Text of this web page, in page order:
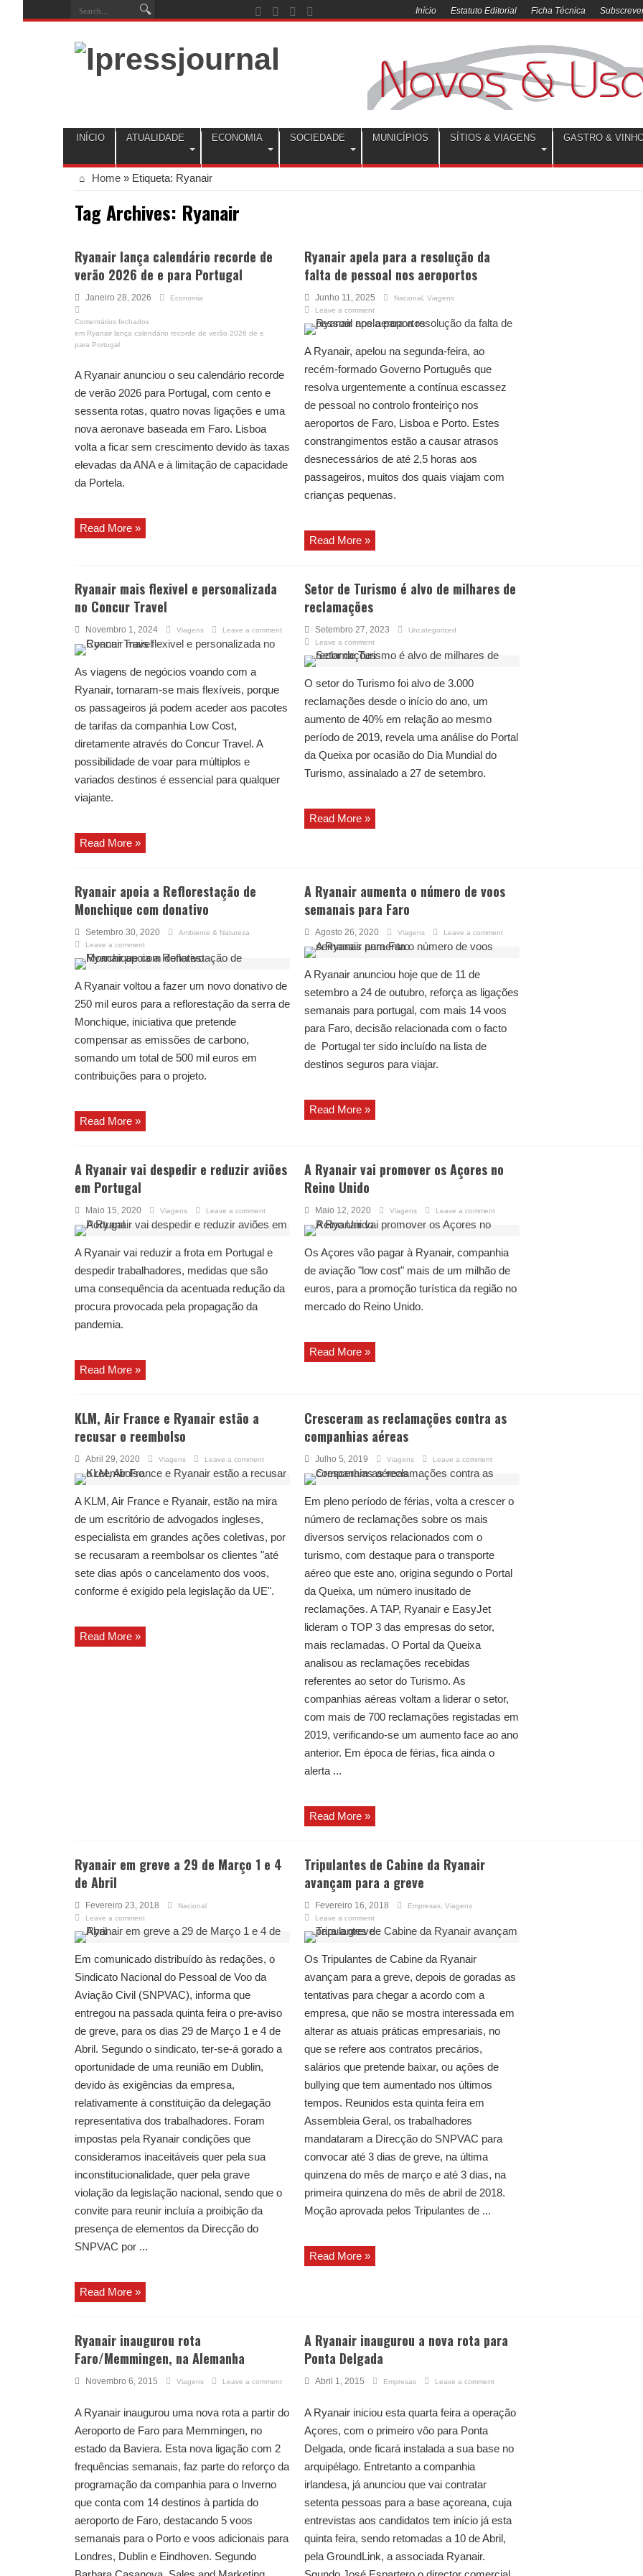
Início Estatuto Editorial Ficha Técnica
INÍCIO ATUALIDADE ECONOMIA SOCIEDADE MUNICÍPIOS SÍTIOS & VIAGENS GASTRO &
Home » Etiqueta: Ryanair
Tag Archives: Ryanair
Ryanair lança calendário recorde de
verão 2026 de e para Portugal
Janeiro 28, 2026 Economia
Comentários fechados
em Ryanair lança calendário recorde de verão 2026 de e
para Portugal
A Ryanair anunciou o seu calendário recorde
de verão 2026 para Portugal, com cento e
sessenta rotas, quatro novas ligações e uma
nova aeronave baseada em Faro. Lisboa
volta a ficar sem crescimento devido às taxas
elevadas da ANA e à limitação de capacidade
da Portela.
Read More »
Ryanair apela para a resolução da
falta de pessoal nos aeroportos
Junho 11, 2025 Nacional Viagens
Leave a comment
A Ryanair, apelou na segunda-feira, ao
recém-formado Governo Português que
resolva urgentemente a contínua escassez
de pessoal no controlo fronteiriço nos
aeroportos de Faro, Lisboa e Porto. Estes
constrangimentos estão a causar atrasos
desnecessários de até 2,5 horas aos
passageiros, muitos dos quais viajam com
crianças pequenas.
Read More »
Ryanair mais flexivel e personalizada
no Concur Travel
Novembro 1, 2024 Viagens Leave a comment
As viagens de negócios voando com a
Ryanair, tornaram-se mais flexíveis, porque
os passageiros já podem aceder aos pacotes
de tarifas da companhia Low Cost,
diretamente através do Concur Travel. A
possibilidade de voar para múltiplos e
variados destinos é essencial para qualquer
viajante.
Read More »
Setor de Turismo é alvo de milhares de
reclamações
Setembro 27, 2023
Uncategorized
Leave a comment
O setor do Turismo foi alvo de 3.000
reclamações desde o início do ano, um
aumento de 40% em relação ao mesmo
período de 2019, revela uma análise do Portal
da Queixa por ocasião do Dia Mundial do
Turismo, assinalado a 27 de setembro.
Read More »
Ryanair apoia a Reflorestação de
Monchique com donativo
Setembro 30, 2020
Ambiente & Natureza
Leave a comment
A Ryanair voltou a fazer um novo donativo de
250 mil euros para a reflorestação da serra de
Monchique, iniciativa que pretende
compensar as emissões de carbono,
somando um total de 500 mil euros em
contribuições para o projeto.
Read More »
A Ryanair aumenta o número de voos
semanais para Faro
Agosto 26, 2020 Viagens Leave a comment
A Ryanair anunciou hoje que de 11 de
setembro a 24 de outubro, reforça as ligações
semanais para portugal, com mais 14 voos
para Faro, decisão relacionada com o facto
de Portugal ter sido incluído na lista de
destinos seguros para viajar.
Read More »
A Ryanair vai despedir e reduzir aviões
em Portugal
Maio 15, 2020 Viagens Leave a comment
A Ryanair vai reduzir a frota em Portugal e
despedir trabalhadores, medidas que são
uma consequência da acentuada redução da
procura provocada pela propagação da
pandemia.
Read More »
A Ryanair vai promover os Açores no
Reino Unido
Maio 12, 2020 Viagens Leave a comment
Os Açores vão pagar à Ryanair, companhia
de aviação "low cost" mais de um milhão de
euros, para a promoção turística da região no
mercado do Reino Unido.
Read More »
KLM, Air France e Ryanair estão a
recusar o reembolso
Abril 29, 2020 Viagens Leave a comment
A KLM, Air France e Ryanair, estão na mira
de um escritório de advogados ingleses,
especialista em grandes ações coletivas, por
se recusaram a reembolsar os clientes "até
sete dias após o cancelamento dos voos,
conforme é exigido pela legislação da UE".
Read More »
Cresceram as reclamações contra as
companhias aéreas
Julho 5, 2019 Viagens Leave a comment
Em pleno período de férias, volta a crescer o
número de reclamações sobre os mais
diversos serviços relacionados com o
turismo, com destaque para o transporte
aéreo que este ano, origina segundo o Portal
da Queixa, um número inusitado de
reclamações. A TAP, Ryanair e EasyJet
lideram o TOP 3 das empresas do setor,
mais reclamadas. O Portal da Queixa
analisou as reclamações recebidas
referentes ao setor do Turismo. As
companhias aéreas voltam a liderar o setor,
com mais de 700 reclamações registadas em
2019, verificando-se um aumento face ao ano
anterior. Em época de férias, fica ainda o
alerta ...
Read More »
Ryanair em greve a 29 de Março 1 e 4
de Abril
Fevereiro 23, 2018
Nacional
Leave a comment
Em comunicado distribuído às redações, o
Sindicato Nacional do Pessoal de Voo da
Aviação Civil (SNPVAC), informa que
entregou na passada quinta feira o pre-aviso
de greve, para os dias 29 de Março 1 e 4 de
Abril. Segundo o sindicato, ter-se-á gorado a
oportunidade de uma reunião em Dublin,
devido às exigências da empresa,
relativamente à constituição da delegação
representativa dos trabalhadores. Foram
impostas pela Ryanair condições que
consideramos inaceitáveis quer pela sua
inconstitucionalidade, quer pela grave
violação da legislação nacional, sendo que o
convite para reunir incluía a proibição da
presença de elementos da Direcção do
SNPVAC por ...
Read More »
Tripulantes de Cabine da Ryanair
avançam para a greve
Fevereiro 16, 2018 Empresas Viagens
Leave a comment
Os Tripulantes de Cabine da Ryanair
avançam para a greve, depois de goradas as
tentativas para chegar a acordo com a
empresa, que não se mostra interessada em
alterar as atuais práticas empresariais, no
que se refere aos contratos precários,
salários que pretende baixar, ou ações de
bullying que tem aumentado nos últimos
tempos. Reunidos esta quinta feira em
Assembleia Geral, os trabalhadores
mandataram a Direcção do SNPVAC para
convocar até 3 dias de greve, na última
quinzena do mês de março e até 3 dias, na
primeira quinzena do mês de abril de 2018.
Moção aprovada pelos Tripulantes de ...
Read More »
Ryanair inaugurou rota
Faro/Memmingen, na Alemanha
Novembro 6, 2015 Viagens Leave a comment
A Ryanair inaugurou uma nova rota a partir do
Aeroporto de Faro para Memmingen, no
estado da Baviera. Esta nova ligação com 2
frequências semanais, faz parte do reforço da
programação da companhia para o Inverno
que conta com 14 destinos à partida do
aeroporto de Faro, destacando 5 voos
semanais para o Porto e voos adicionais para
Londres, Dublin e Eindhoven. Segundo
A Ryanair inaugurou a nova rota para
Ponta Delgada
Abril 1, 2015 Empresas Leave a comment
A Ryanair iniciou esta quarta feira a operação
Açores, com o primeiro vôo para Ponta
Delgada, onde ficará instalada a sua base no
arquipélago. Entretanto a companhia
irlandesa, já anunciou que vai contratar
setenta pessoas para a base açoreana, cuja
entrevistas aos candidatos tem início já esta
quinta feira, sendo retomadas a 10 de Abril,
pela GroundLink, a associada Ryanair.